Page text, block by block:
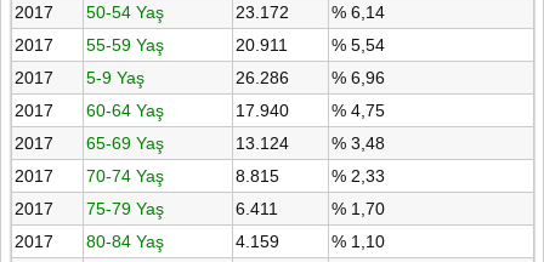
2017
50-54 Yaş 23.172
% 6,14
2017
55-59 Yaş 20.911
% 5,54
2017
5-9 Yaş 26.286
% 6,96
2017
60-64 Yaş 17.940
% 4,75
2017
65-69 Yaş 13.124
% 3,48
2017
70-74 Yaş 8.815
% 2,33
2017
75-79 Yaş 6.411
% 1,70
2017
80-84 Yaş 4.159
% 1,10